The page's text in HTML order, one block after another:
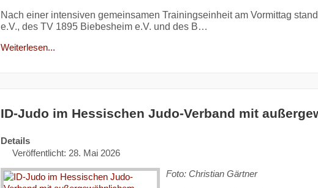
Nach einer intensiven gemeinsamen Trainingseinheit am Vormittag
e.V., des TV 1895 Biebesheim e.V. und des B…
Weiterlesen...
ID-Judo im Hessischen Judo-Verband mit
Details
Veröffentlicht: 28. Mai 2026
Foto: Christian Gärtner